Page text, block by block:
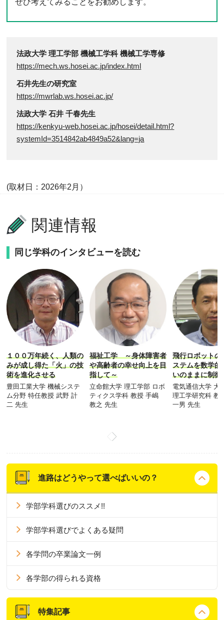
ぜひ考えてみることをお勧めします。
法政大学 理工学部 機械工学科 機械工学専修
https://mech.ws.hosei.ac.jp/index.html
石井先生の研究室
https://mwrlab.ws.hosei.ac.jp/
法政大学 石井 千春先生
https://kenkyu-web.hosei.ac.jp/hosei/detail.html?
systemId=3514842ab4849a52&lang=ja
(取材日：2026年2月）
関連情報
同じ学科のインタビューを読む
１００万年続く、人類の
みが成し得た「火」の技
術を進化させる
豊田工業大学 機械システ
ム分野 特任教授 武野 計
二 先生
福祉工学 ～身体障害者
や高齢者の幸せ向上を目
指して～
立命館大学 理工学部 ロボ
ティクス学科 教授 手嶋
教之 先生
飛行ロボットの
ステムを数学的
いのままに制御
電気通信大学 大
理工学研究科 教
一男 先生
進路はどうやって選べばいいの？
学部学科選びのススメ!!
学部学科選びでよくある疑問
各学問の卒業論文一例
各学部の得られる資格
特集記事